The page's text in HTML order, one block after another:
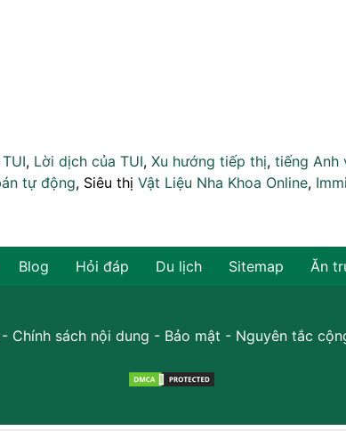
, Lời dịch của TUI, Xu hướng tiếp thị, tiếng Anh
tự động, Siêu thị Vật Liệu Nha Khoa Online,
Blog Hỏi đáp Du lịch Sitemap Ăn
- Chính sách nội dung - Bảo mật - Nguyên tắc